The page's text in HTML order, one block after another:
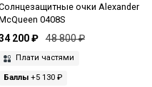
очки Alexander
0408S
200 ₽ 48 800 ₽
Плати частями
Баллы+5 130 ₽